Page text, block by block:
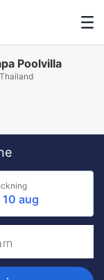
Poolvilla
10 aug